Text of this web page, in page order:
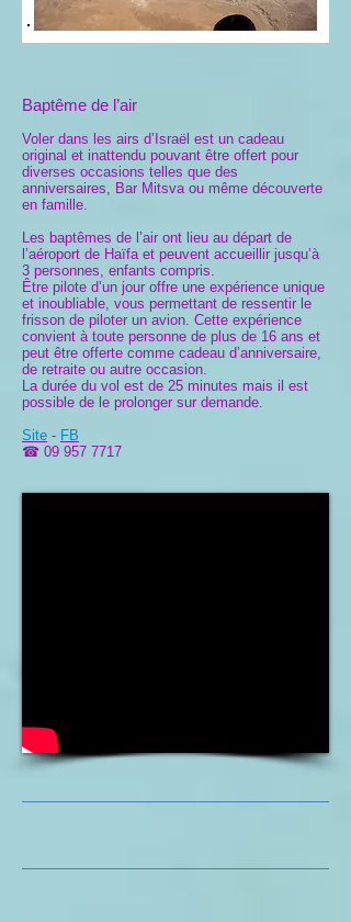
Baptême de l’air
Voler dans les airs d’Israël est un cadeau
original et inattendu pouvant être offert pour
diverses occasions telles que des
anniversaires, Bar Mitsva ou même découverte
en famille.
Les baptêmes de l’air ont lieu au départ de
l’aéroport de Haïfa et peuvent accueillir jusqu’à
3 personnes, enfants compris.
Être pilote d’un jour offre une expérience unique
et inoubliable, vous permettant de ressentir le
frisson de piloter un avion. Cette expérience
convient à toute personne de plus de 16 ans et
peut être offerte comme cadeau d’anniversaire,
de retraite ou autre occasion.
La durée du vol est de 25 minutes mais il est
possible de le prolonger sur demande.
Site - FB
☎ 09 957 7717